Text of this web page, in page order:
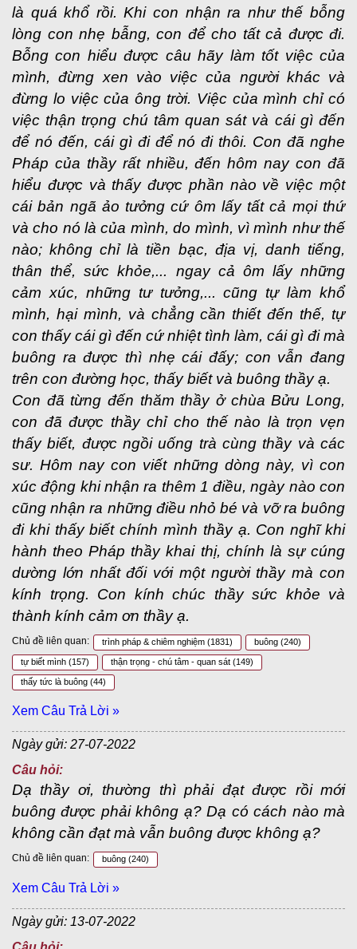
là quá khổ rồi. Khi con nhận ra như thế bỗng
lòng con nhẹ bẫng, con để cho tất cả được đi.
Bỗng con hiểu được câu hãy làm tốt việc của
mình, đừng xen vào việc của người khác và
đừng lo việc của ông trời. Việc của mình chỉ có
việc thận trọng chú tâm quan sát và cái gì đến
để nó đến, cái gì đi để nó đi thôi. Con đã nghe
Pháp của thầy rất nhiều, đến hôm nay con đã
hiểu được và thấy được phần nào về việc một
cái bản ngã ảo tưởng cứ ôm lấy tất cả mọi thứ
và cho nó là của mình, do mình, vì mình như thế
nào; không chỉ là tiền bạc, địa vị, danh tiếng,
thân thể, sức khỏe,... ngay cả ôm lấy những
cảm xúc, những tư tưởng,... cũng tự làm khổ
mình, hại mình, và chẳng cần thiết đến thế, tự
con thấy cái gì đến cứ nhiệt tình làm, cái gì đi mà
buông ra được thì nhẹ cái đấy; con vẫn đang
trên con đường học, thấy biết và buông thầy ạ.
Con đã từng đến thăm thầy ở chùa Bửu Long,
con đã được thầy chỉ cho thế nào là trọn vẹn
thấy biết, được ngồi uống trà cùng thầy và các
sư. Hôm nay con viết những dòng này, vì con
xúc động khi nhận ra thêm 1 điều, ngày nào con
cũng nhận ra những điều nhỏ bé và vỡ ra buông
đi khi thấy biết chính mình thầy ạ. Con nghĩ khi
hành theo Pháp thầy khai thị, chính là sự cúng
dường lớn nhất đối với một người thầy mà con
kính trọng. Con kính chúc thầy sức khỏe và
thành kính cảm ơn thầy ạ.
Chủ đề liên quan: trình pháp & chiêm nghiệm (1831) buông (240)
tự biết mình (157) thận trọng - chú tâm - quan sát (149)
thấy tức là buông (44)
Xem Câu Trả Lời »
Ngày gửi: 27-07-2022
Câu hỏi:
Dạ thầy ơi, thường thì phải đạt được rồi mới
buông được phải không ạ? Dạ có cách nào mà
không cần đạt mà vẫn buông được không ạ?
Chủ đề liên quan: buông (240)
Xem Câu Trả Lời »
Ngày gửi: 13-07-2022